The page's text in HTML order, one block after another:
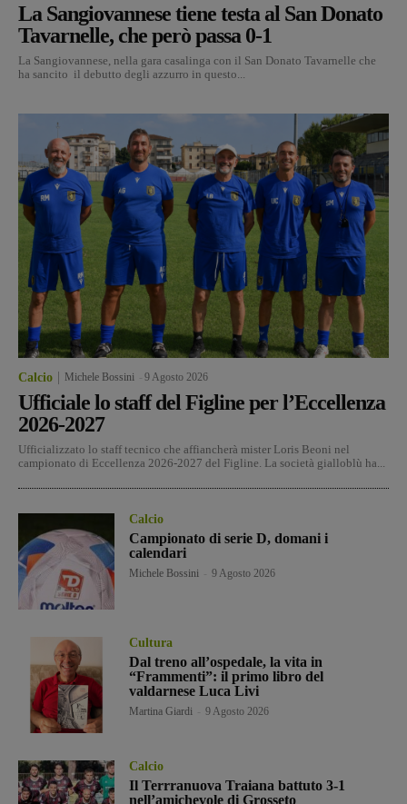
La Sangiovannese tiene testa al San Donato
Tavarnelle, che però passa 0-1
La Sangiovannese, nella gara casalinga con il San Donato Tavarnelle che
ha sancito il debutto degli azzurro in questo...
Calcio Michele Bossini 9 Agosto 2026
Ufficiale lo staff del Figline per l’Eccellenza
2026-2027
Ufficializzato lo staff tecnico che affiancherà mister Loris Beoni nel
campionato di Eccellenza 2026-2027 del Figline. La società gialloblù ha...
Calcio
Campionato di serie D, domani i
calendari
Michele Bossini 9 Agosto 2026
Cultura
Dal treno all’ospedale, la vita in
“Frammenti”: il primo libro del
valdarnese Luca Livi
Martina Giardi 9 Agosto 2026
Calcio
Il Terrranuova Traiana battuto 3-1
nell’amichevole di Grosseto